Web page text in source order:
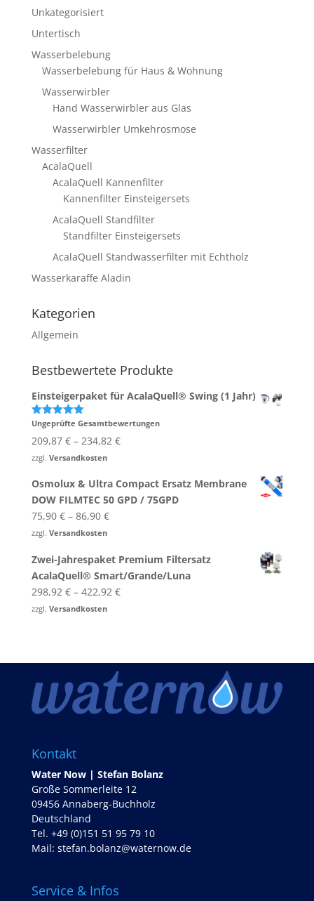
Unkategorisiert
Untertisch
Wasserbelebung
Wasserbelebung für Haus & Wohnung
Wasserwirbler
Hand Wasserwirbler aus Glas
Wasserwirbler Umkehrosmose
Wasserfilter
AcalaQuell
AcalaQuell Kannenfilter
Kannenfilter Einsteigersets
AcalaQuell Standfilter
Standfilter Einsteigersets
AcalaQuell Standwasserfilter mit Echtholz
Wasserkaraffe Aladin
Kategorien
Allgemein
Bestbewertete Produkte
Einsteigerpaket für AcalaQuell® Swing (1 Jahr)
Bewertet
von 5
Ungeprüfte Gesamtbewertungen
209,87 €– 234,82 €
zzgl. Versandkosten
Osmolux & Ultra Compact Ersatz Membrane
DOW FILMTEC 50 GPD / 75GPD
75,90 €– 86,90 €
zzgl. Versandkosten
Zwei-​Jahrespaket Premium Filtersatz
AcalaQuell® Smart/Grande/Luna
298,92 €– 422,92 €
zzgl. Versandkosten
Kontakt
Water Now | Stefan Bolanz
Große Sommerleite 12
09456 Annaberg-Buchholz
Deutschland
Tel. +49 (0)151 51 95 79 10
Mail: stefan.bolanz@waternow.de
Service & Infos